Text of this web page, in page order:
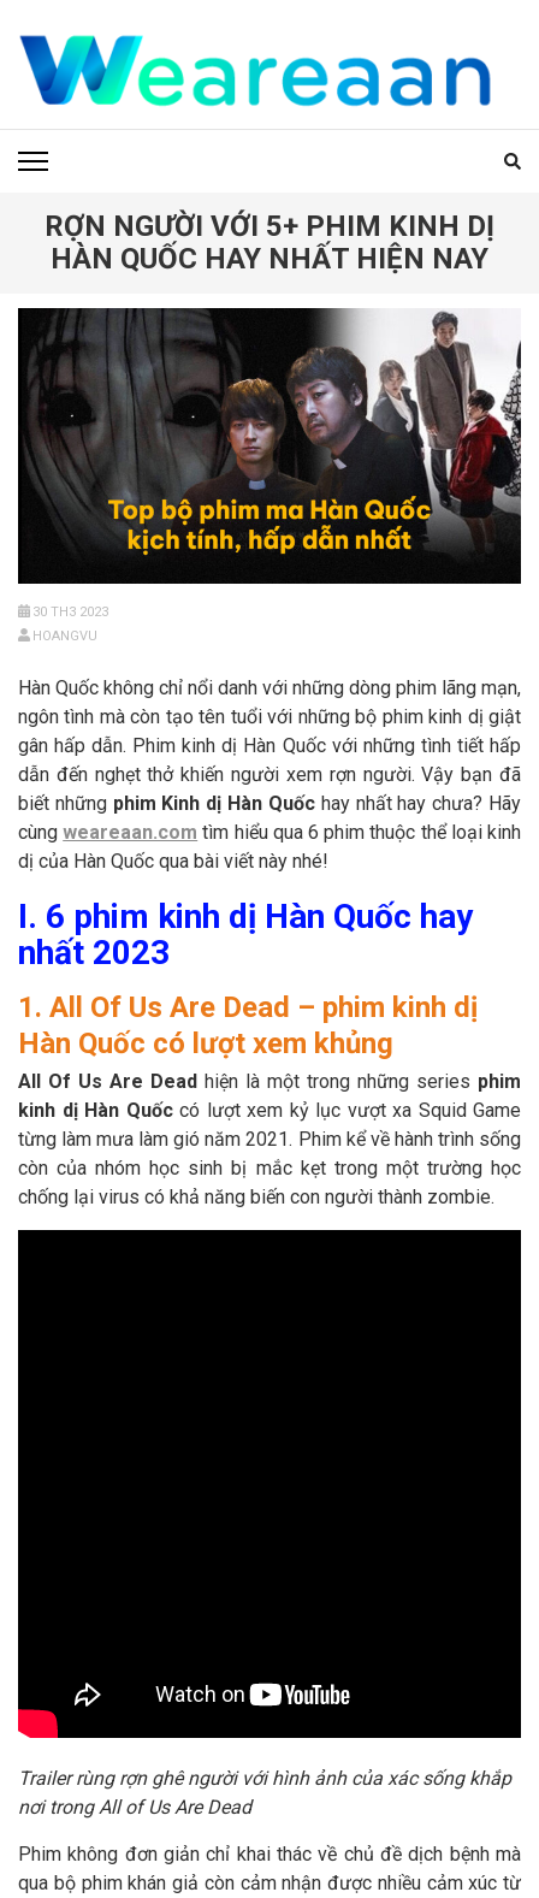
qua
nội
dung
Enter)
WEAREAAN.COM
RỢN NGƯỜI VỚI 5+ PHIM KINH DỊ
HÀN QUỐC HAY NHẤT HIỆN NAY
30 TH3 2023
HOANGVU
Hàn Quốc không chỉ nổi danh với những dòng phim lãng mạn,
ngôn tình mà còn tạo tên tuổi với những bộ phim kinh dị giật
gân hấp dẫn. Phim kinh dị Hàn Quốc với những tình tiết hấp
dẫn đến nghẹt thở khiến người xem rợn người. Vậy bạn đã
biết những phim Kinh dị Hàn Quốc hay nhất hay chưa? Hãy
cùngweareaan.com tìm hiểu qua 6 phim thuộc thể loại kinh
dị của Hàn Quốc qua bài viết này nhé!
I. 6 phim kinh dị Hàn Quốc hay
nhất 2023
1. All Of Us Are Dead – phim kinh dị
Hàn Quốc có lượt xem khủng
All Of Us Are Dead hiện là một trong những series phim
kinh dị Hàn Quốc có lượt xem kỷ lục vượt xa Squid Game
từng làm mưa làm gió năm 2021. Phim kể về hành trình sống
còn của nhóm học sinh bị mắc kẹt trong một trường học
chống lại virus có khả năng biến con người thành zombie.
Trailer rùng rợn ghê người với hình ảnh của xác sống khắp
nơi trong All of Us Are Dead
Phim không đơn giản chỉ khai thác về chủ đề dịch bệnh mà
qua bộ phim khán giả còn cảm nhận được nhiều cảm xúc từ